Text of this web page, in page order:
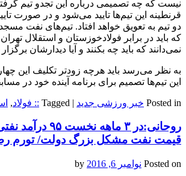
نیست که چه تصمیمی درباره این تجدو تیم
قرنطینه این تیم‌ها تایید می‌شود و در صورت
دو تیم به تعویق خواهد افتاد. تیم‌های نفت
که باید در برابر فولادخوزستان و استقلال تهران
نمی‌دانند که باید چه بکنند و آیا دیدارشان
به نظر می‌رسد باید هرچه زودتر تکلیف این
این تیم‌ها تصمیم برای برنامه آینده خود در
Posted in خبر ورزشی جدید |
Tagged :: فولاد,
روحانی:در ۳ ماهه
قیمت نفت مشکل بزرگ دولت/ تورم
Posted on نوامبر 6, 2016